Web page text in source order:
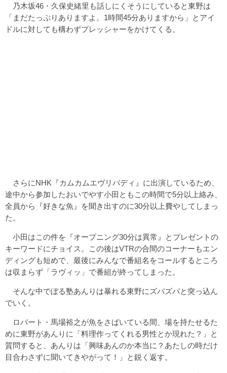
乃木坂46・久保史緒里も話しにくそうにしていると東野は
「まだたっぷりありますよ。1時間45分ありますから」とアイ
ドルに対しても構わずプレッシャーをかけてくる。
さらにNHK『カムカムエヴリバディ』に出演しているため、
途中から参加したおいでやす小田ともこの時間で5分以上絡み、
全員から『好きな魚』を聞き出すのに30分以上費やしてしまっ
た。
小田はこの件を『オープニング30分は異常』とプレゼントの
キーワードにチョイス。この後はVTRの合間のコーナーもエン
ディングも短めで、最後にみんなで番組名をコールするところ
は収まらず「ラヴィッ」で番組が終ってしまった。
そんな中でぼる塾あんりは暴れる東野にズバズバと突っ込ん
でいく。
ロバート・馬場裕之が魚をさばいている間、場を持たせるた
めに東野があんりに「料理作ってくれる男性とか現れた？」と
質問すると、あんりは「興味あんのか本当に？あたしの時だけ
目合わさずに聞いてきやがって！」と鋭く返す。